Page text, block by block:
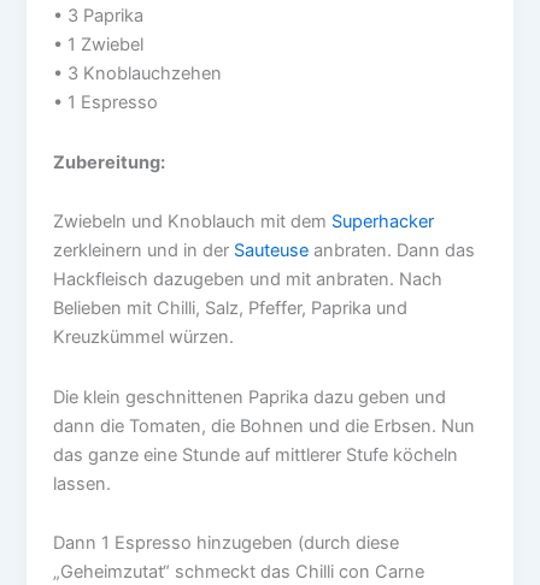
• 3 Paprika
• 1 Zwiebel
• 3 Knoblauchzehen
• 1 Espresso
Zubereitung:
Zwiebeln und Knoblauch mit dem Superhacker
zerkleinern und in der Sauteuse anbraten. Dann das
Hackfleisch dazugeben und mit anbraten. Nach
Belieben mit Chilli, Salz, Pfeffer, Paprika und
Kreuzkümmel würzen.
Die klein geschnittenen Paprika dazu geben und
dann die Tomaten, die Bohnen und die Erbsen. Nun
das ganze eine Stunde auf mittlerer Stufe köcheln
lassen.
Dann 1 Espresso hinzugeben (durch diese
„Geheimzutat“ schmeckt das Chilli con Carne